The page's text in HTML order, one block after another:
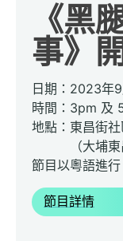
《黑
事》
日期：2023年9
時間：3pm 及
地點：東昌街
（大埔東昌
節目以粵語進行
節目詳情